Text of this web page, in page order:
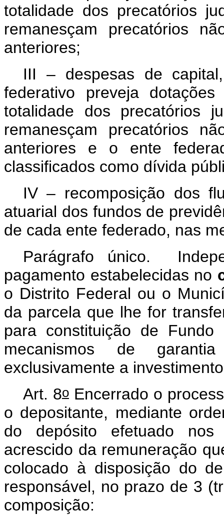
totalidade dos precatórios
remanesçam precatórios
anteriores;
III – despesas de
federativo preveja
totalidade dos precatórios
remanesçam precatórios
anteriores e o ente
classificados como dívida
IV – recomposição dos
atuarial dos fundos de
de cada ente federado, nas
Parágrafo único.
pagamento estabelecidas no
o Distrito Federal ou o
da parcela que lhe for
para constituição de
mecanismos de
exclusivamente a
Art. 8oEncerrado o
o depositante, mediante
do depósito efetuado nos
acrescido da remuneração
colocado à disposição do
responsável, no prazo de 3
composição: